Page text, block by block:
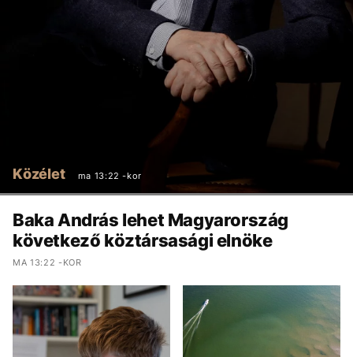
Közélet ma 13:22 -kor
Baka András lehet Magyarország
következő köztársasági elnöke
MA 13:22 -KOR